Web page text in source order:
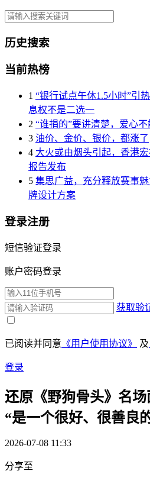
历史搜索
当前热榜
1 “银行试点午休1.5小时”引
息权不是二选一
2 “谁捐的”要讲清楚，爱心不
3 油价、金价、银价，都涨了
4 大火或由烟头引起，香港
报告发布
5 集思广益，充分释放赛事
牌设计方案
登录注册
短信验证登录
账户密码登录
获取验
已阅读并同意 《用户使用协议》 及
登录
还原《野狗骨头》名
“是一个很好、很善良
2026-07-08 11:33
分享至